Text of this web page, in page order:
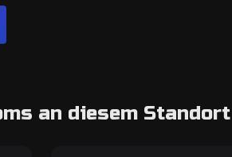
an diesem Standort